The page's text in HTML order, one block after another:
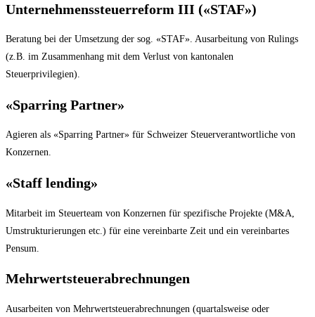
Unternehmenssteuerreform III («STAF»)
Beratung bei der Umsetzung der sog. «STAF». Ausarbeitung von Rulings
(z.B. im Zusammenhang mit dem Verlust von kantonalen
Steuerprivilegien).
«Sparring Partner»
Agieren als «Sparring Partner» für Schweizer Steuerverantwortliche von
Konzernen.
«Staff lending»
Mitarbeit im Steuerteam von Konzernen für spezifische Projekte (M&A,
Umstrukturierungen etc.) für eine vereinbarte Zeit und ein vereinbartes
Pensum.
Mehrwertsteuerabrechnungen
Ausarbeiten von Mehrwertsteuerabrechnungen (quartalsweise oder